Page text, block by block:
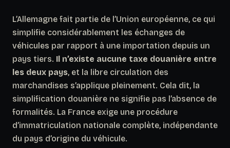
L’Allemagne fait partie de l’Union européenne, ce qui
simplifie considérablement les échanges de
véhicules par rapport à une importation depuis un
pays tiers. Il n’existe aucune taxe douanière entre
les deux pays, et la libre circulation des
marchandises s’applique pleinement. Cela dit, la
simplification douanière ne signifie pas l’absence de
formalités. La France exige une procédure
d’immatriculation nationale complète, indépendante
du pays d’origine du véhicule.